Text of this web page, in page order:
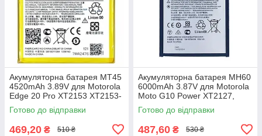
Акумуляторна батарея MT45
4520mAh 3.89V для Motorola
Edge 20 Pro XT2153 XT2153-
1 / Edge S Pro PANY0000CN
Готово до відправки
469,20 ₴ 510 ₴
Акумуляторна батарея MH60
6000mAh 3.87V для Motorola
Moto G10 Power XT2127,
XT2127-4, PAMR0000IN
Готово до відправки
487,60 ₴ 530 ₴